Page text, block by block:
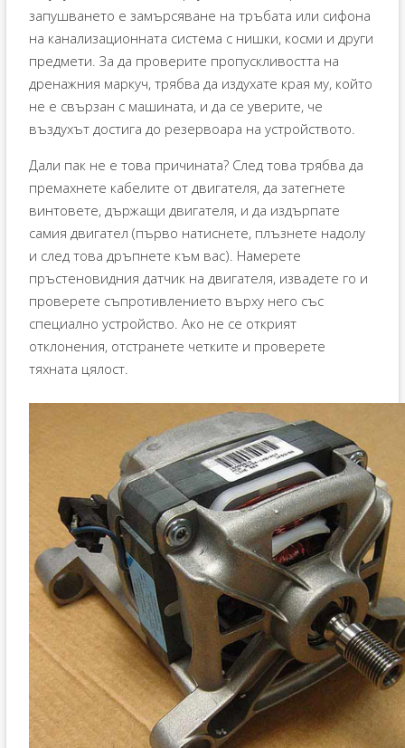
запушването е замърсяване на тръбата или сифона
на канализационната система с нишки, косми и други
предмети. За да проверите пропускливостта на
дренажния маркуч, трябва да издухате края му, който
не е свързан с машината, и да се уверите, че
въздухът достига до резервоара на устройството.
Дали пак не е това причината? След това трябва да
премахнете кабелите от двигателя, да затегнете
винтовете, държащи двигателя, и да издърпате
самия двигател (първо натиснете, плъзнете надолу
и след това дръпнете към вас). Намерете
пръстеновидния датчик на двигателя, извадете го и
проверете съпротивлението върху него със
специално устройство. Ако не се открият
отклонения, отстранете четките и проверете
тяхната цялост.